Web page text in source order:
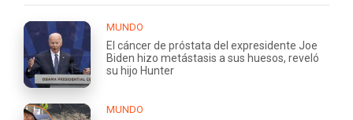
MUNDO
El cáncer de próstata del expresidente Joe
Biden hizo metástasis a sus huesos, reveló
su hijo Hunter
MUNDO